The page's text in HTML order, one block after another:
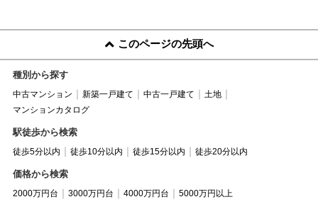
このページの先頭へ
種別から探す
中古マンション 新築一戸建て 中古一戸建て
土地
マンションカタログ
駅徒歩から検索
徒歩5分以内 徒歩10分以内 徒歩15分以内 徒歩20分以内
価格から検索
2000万円台 3000万円台 4000万円台 5000万円以上